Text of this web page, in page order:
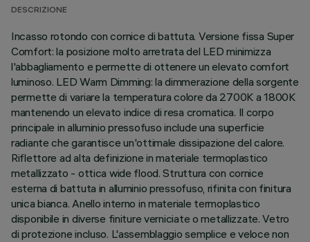
DESCRIZIONE
Incasso rotondo con cornice di battuta. Versione fissa Super
Comfort: la posizione molto arretrata del LED minimizza
l'abbagliamento e permette di ottenere un elevato comfort
luminoso. LED Warm Dimming: la dimmerazione della sorgente
permette di variare la temperatura colore da 2700K a 1800K
mantenendo un elevato indice di resa cromatica. Il corpo
principale in alluminio pressofuso include una superficie
radiante che garantisce un'ottimale dissipazione del calore.
Riflettore ad alta definizione in materiale termoplastico
metallizzato - ottica wide flood. Struttura con cornice
esterna di battuta in alluminio pressofuso, rifinita con finitura
unica bianca. Anello interno in materiale termoplastico
disponibile in diverse finiture verniciate o metallizzate. Vetro
di protezione incluso. L'assemblaggio semplice e veloce non